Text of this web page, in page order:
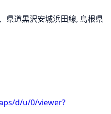
県道黒沢安城浜田線, 島根県
d/u/0/viewer?